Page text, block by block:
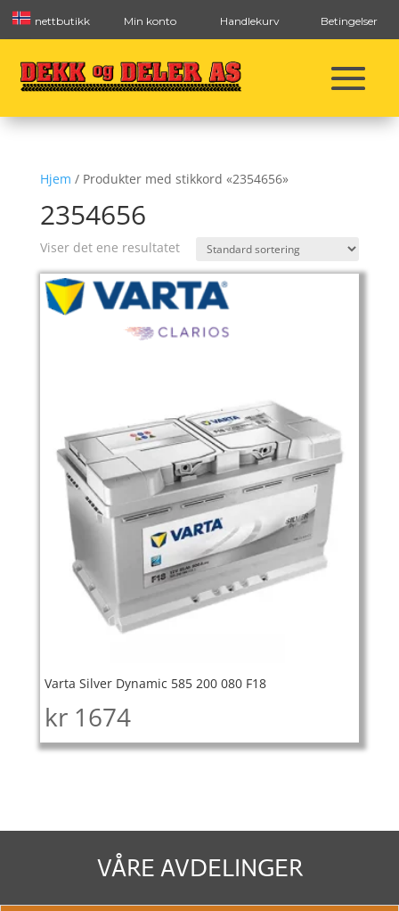
nettbutikk Min konto Handlekurv Betingelser
Hjem / Produkter med stikkord «2354656»
2354656
Viser det ene resultatet
Varta Silver Dynamic 585 200 080 F18
kr 1674
VÅRE AVDELINGER